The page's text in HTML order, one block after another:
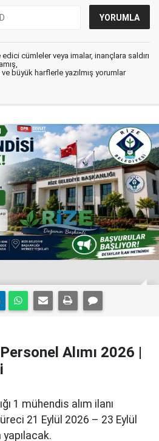
cümleler veya imalar, inançlara saldırı
büyük harflerle yazılmış yorumlar
Alımı 2026 |
1 mühendis alım ilanı
21 Eylül 2026 – 23 Eylül